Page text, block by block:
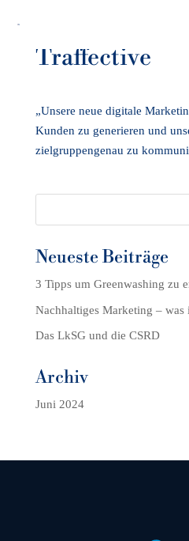
Traffective
„Unsere neue digitale
Kunden zu generieren und
zielgruppengenau zu
Neueste Beiträge
3 Tipps um Greenwashing zu
Nachhaltiges Marketing – was
Das LkSG und die CSRD
Archiv
Juni 2024